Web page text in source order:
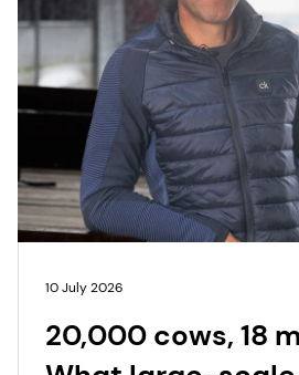
10 July 2026
20,000 cows, 18